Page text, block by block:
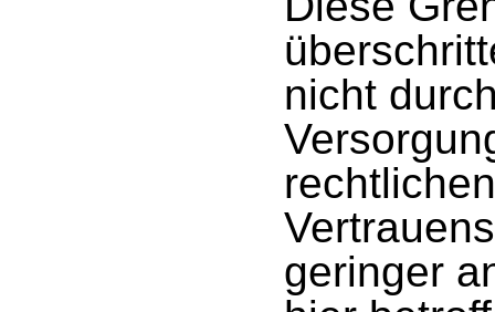
nicht
geringer